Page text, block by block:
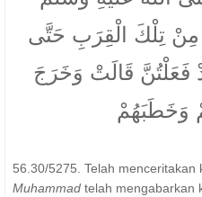
تِلْكَ الْقِرَبِ حَتَّى
فَعَلْتُنَّ قَالَتْ وَخَرَجَ
وَخَطَبَهُمْ
56.30/5275. Telah menceritakan
Muhammad telah mengabarkan